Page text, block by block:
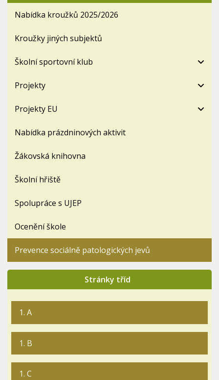
Nabídka kroužků 2025/2026
Kroužky jiných subjektů
Školní sportovní klub
Projekty
Projekty EU
Nabídka prázdninových aktivit
Žákovská knihovna
Školní hřiště
Spolupráce s UJEP
Ocenění škole
Prevence sociálně patologických jevů
Stránky tříd
1. A
1. B
1. C